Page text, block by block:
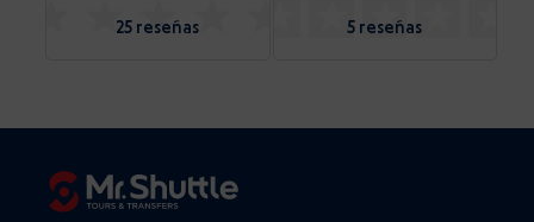
25 reseñas 5 reseñas